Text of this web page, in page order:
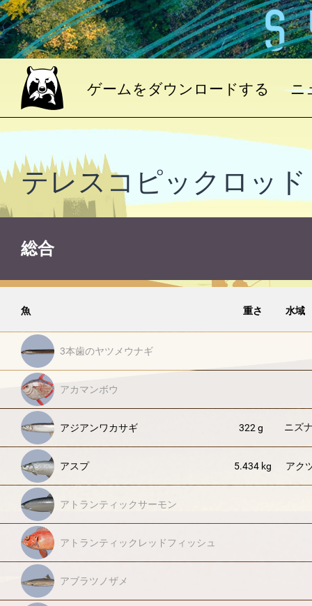
ゲームをダウンロードする ニ
テレスコピックロッド
総合
魚 重さ 水域
3本歯のヤツメウナギ
アカマンボウ
アジアンワカサギ 322 g ニズ
アスプ 5.434 kg アク
アトランティックサーモン
アトランティックレッドフィッシュ
アブラツノザメ